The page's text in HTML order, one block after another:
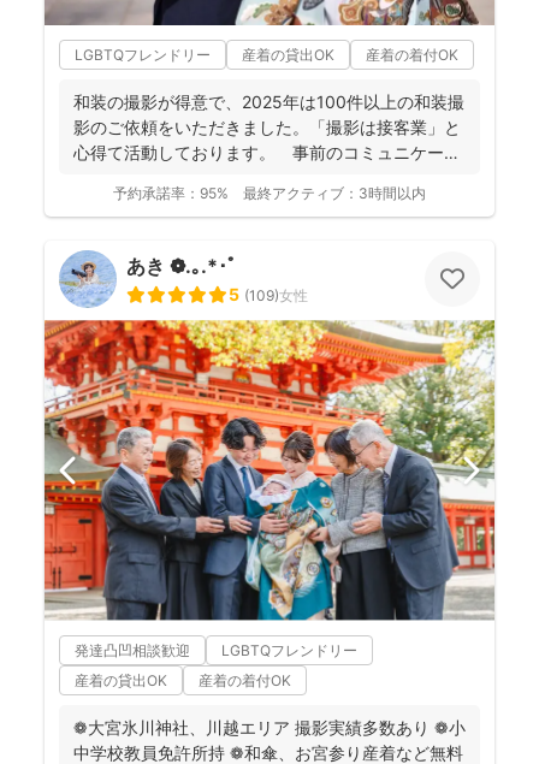
LGBTQフレンドリー 産着の貸出OK 産着の着付OK
和装の撮影が得意で、2025年は100件以上の和装撮
影のご依頼をいただきました。「撮影は接客業」と
心得て活動しております。 事前のコミュニケーシ
予約承諾率： 95% 最終アクティブ： 3時間以内
あき ❁.｡.*･ﾟ
5 (109)女性
発達凸凹相談歓迎
LGBTQフレンドリー
産着の貸出OK
産着の着付OK
❁大宮氷川神社、川越エリア 撮影実績多数あり ❁小
中学校教員免許所持 ❁和傘、お宮参り産着など無料